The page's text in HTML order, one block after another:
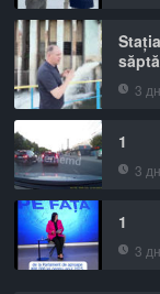
3
1
3
1
3